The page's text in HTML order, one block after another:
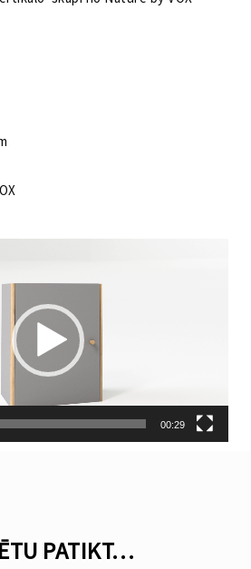
00:29
PATIKT…